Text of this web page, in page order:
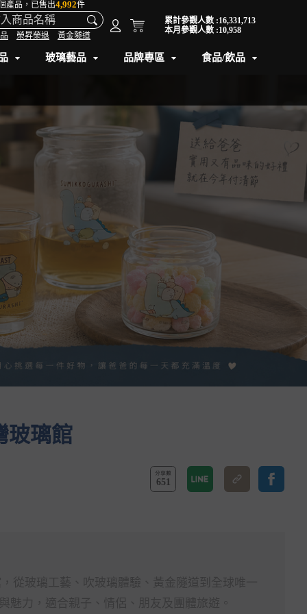
產品，已售出4,992件
榮昇榮退 黃金隧道
累計參觀人數 :16,331,713
本月參觀人數 :10,958
玻璃藝品 品牌專區 食品/飲品
玻璃館
651